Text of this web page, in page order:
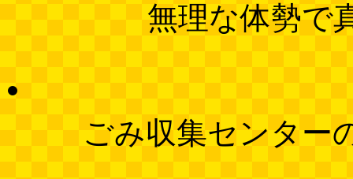
無理な体勢で
ごみ収集センター